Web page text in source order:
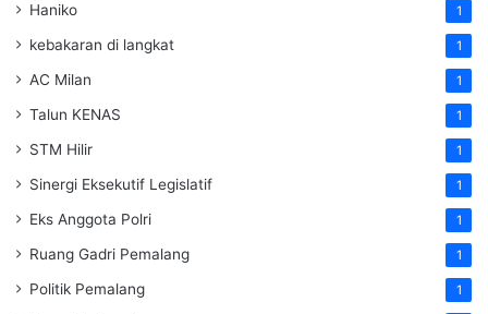
Haniko 1
kebakaran di langkat 1
AC Milan 1
Talun KENAS 1
STM Hilir 1
Sinergi Eksekutif Legislatif 1
Eks Anggota Polri 1
Ruang Gadri Pemalang 1
Politik Pemalang 1